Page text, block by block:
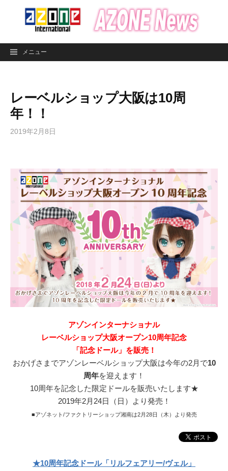
ン
メニュー
レーベルショップ大阪は10周
年！！
2019年2月8日
アゾンインターナショナル
レーベルショップ大阪オープン10周年記念
「記念ドール」を販売！
おかげさまでアゾンレーベルショップ大阪は今年の2月で10
周年を迎えます！
10周年を記念した限定ドールを販売いたします★
2019年2月24日（日）より発売！
■アゾネット/ファクトリーショップ湘南は2月28日（木）より発売
★10周年記念ドール「リルフェアリー/ヴェル」